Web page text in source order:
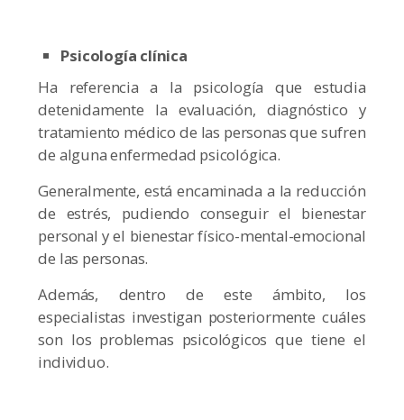
Psicología clínica
Ha referencia a la psicología que estudia
detenidamente la evaluación, diagnóstico y
tratamiento médico de las personas que sufren
de alguna enfermedad psicológica.
Generalmente, está encaminada a la reducción
de estrés, pudiendo conseguir el bienestar
personal y el bienestar físico-mental-emocional
de las personas.
Además, dentro de este ámbito, los
especialistas investigan posteriormente cuáles
son los problemas psicológicos que tiene el
individuo.